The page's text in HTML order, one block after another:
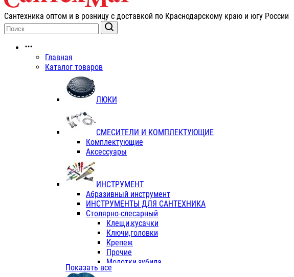
Сантехника оптом и в розницу с доставкой по Краснодарскому краю и югу России
Главная
Каталог товаров
ЛЮКИ
СМЕСИТЕЛИ И КОМПЛЕКТУЮЩИЕ
Комплектующие
Аксессуары
ИНСТРУМЕНТ
Абразивный инструмент
ИНСТРУМЕНТЫ ДЛЯ САНТЕХНИКА
Столярно-слесарный
Клещи,кусачки
Ключи,головки
Крепеж
Прочие
Молотки,зубила
Пассатижи,тонкогубцы,утконосы
Показать все